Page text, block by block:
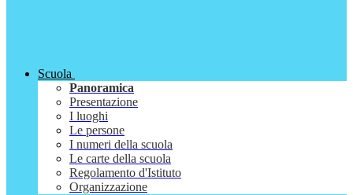
Scuola
Panoramica
Presentazione
I luoghi
Le persone
I numeri della scuola
Le carte della scuola
Regolamento d'Istituto
Organizzazione